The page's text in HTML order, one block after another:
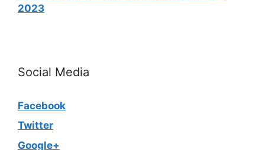
2023
Social Media
Facebook
Twitter
Google+